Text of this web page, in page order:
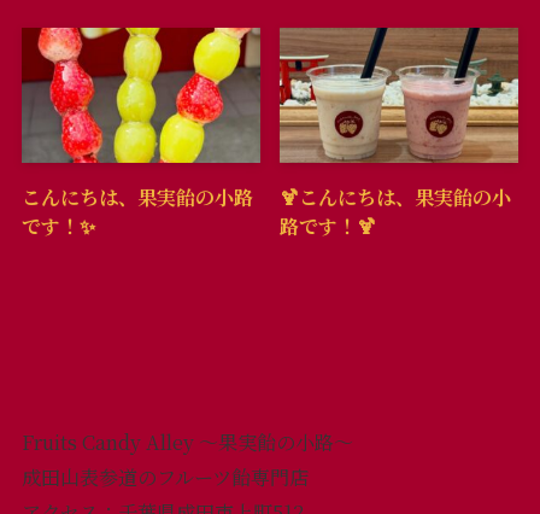
こんにちは、果実飴の小路
です！✨
🍹こんにちは、果実飴の小
路です！🍹
Fruits Candy Alley ～果実飴の小路～
成田山表参道のフルーツ飴専門店